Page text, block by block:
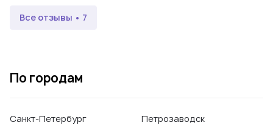
Все отзывы • 7
По городам
Санкт-Петербург
Петрозаводск